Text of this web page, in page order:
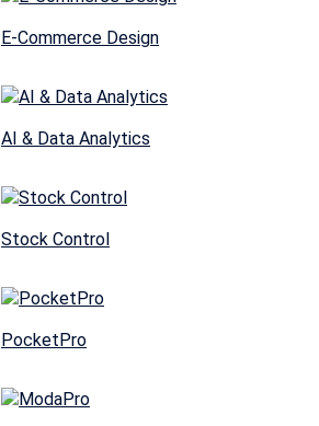
E-Commerce Design
AI & Data Analytics
Stock Control
PocketPro